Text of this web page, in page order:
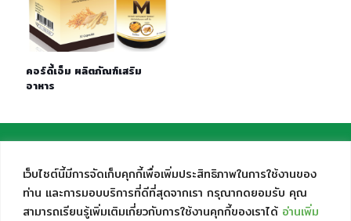
เว็บไซต์นี้มีการจัดเก็บคุกกี้เพื่อเพิ่มประสิทธิภาพในการใช้งานของ
ท่าน และการมอบบริการที่ดีที่สุดจากเรา กรุณากดยอมรับ คุณ
สามารถเรียนรู้เพิ่มเติมเกี่ยวกับการใช้งานคุกกี้ของเราได้ อ่านเพิ่ม
คอร์ดี้เอ็ม ผลิตภัณฑ์เสริม
อาหาร